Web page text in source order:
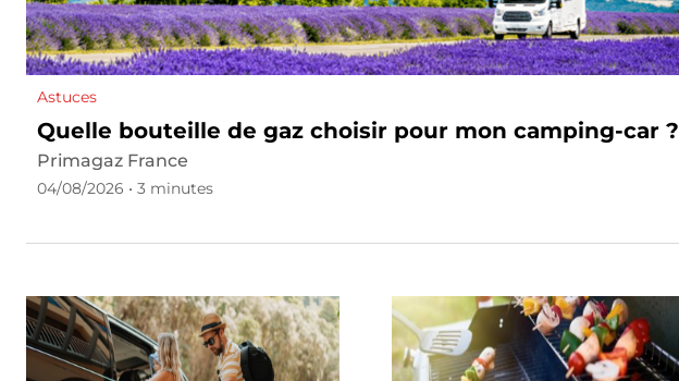
Astuces
Quelle bouteille de gaz choisir pour mon camping-car ?
Primagaz France
04/08/2026 • 3 minutes